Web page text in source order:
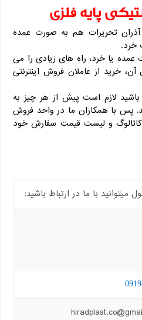
پایه فلزی
تحریرات هم به صورت عمده
خرد.
یا خرد، راه های زیادی را می
خرید از عاملان فروش اینترنتی
باشید لازم است پیش از هر چیز به
پس با همکاران ما در واحد فروش
و لیست قیمت سفارش خود
با ما در ارتباط باشید: